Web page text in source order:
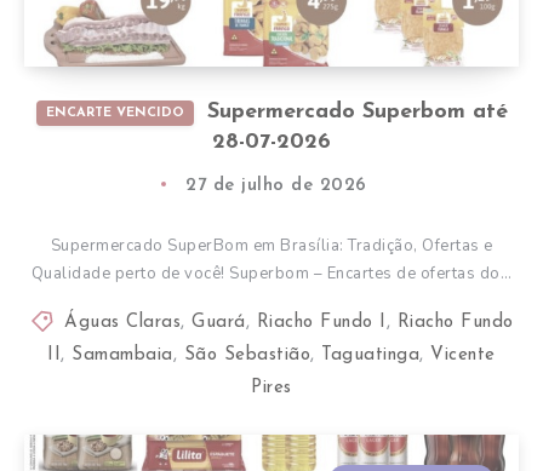
ENCARTE VENCIDO
Supermercado Superbom até
28-07-2026
27 de julho de 2026
Supermercado SuperBom em Brasília: Tradição, Ofertas e
Qualidade perto de você! Superbom – Encartes de ofertas do…
Águas Claras, Guará , Riacho Fundo I ,
Riacho Fundo
, Samambaia , São Sebastião, Taguatinga, Vicente
Pires